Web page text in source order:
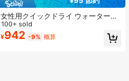
女性用クイックドライ ウォータース
ポーツシューズ 1ペア、アウトドア
アクティビティやフィットネスに適
しています
100+ sold
¥942 -9% 概算